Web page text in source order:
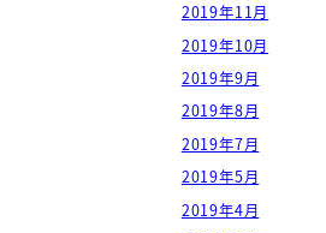
2019年11月
2019年10月
2019年9月
2019年8月
2019年7月
2019年5月
2019年4月